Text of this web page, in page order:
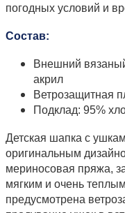
погодных условий и
Состав:
Внешний
акрил
Ветрозащитная
Подклад: 95%
Детская шапка с
оригинальным
мериносовая пряжа,
мягким и очень
предусмотрена